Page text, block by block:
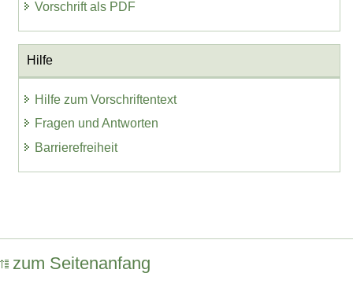
Vorschrift als PDF
Hilfe
Hilfe zum Vorschriftentext
Fragen und Antworten
Barrierefreiheit
zum Seitenanfang